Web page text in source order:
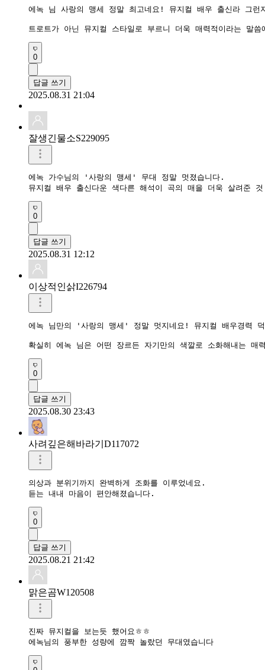
에녹 님 사랑의 맹세 정말 최고네요! 뮤지컬 배우 출신라 그
0
답글 쓰기
2025.08.31 21:04
잘생긴물소S229095
에녹 가수님의 '사랑의 맹세' 무대 정말 멋졌습니다.
뮤지컬 배우 출신다운 색다른 해석이 곡의 매을 더욱 살려준
0
답글 쓰기
2025.08.31 12:12
이상적인삵I226794
에녹 님만의 '사랑의 맹세' 정말 멋지네요! 뮤지컬 배우경력
0
답글 쓰기
2025.08.30 23:43
사려깊은해바라기D117072
의상과 분위기까지 완벽하게 조화를 이루었네요.
듣는 내내 마음이 편안해졌습니다.
0
답글 쓰기
2025.08.21 21:42
맑은곰W120508
진짜 뮤지컬을 보는듯 했어요ㅎㅎ
에녹님의 풍부한 성량에 깜짝 놀랐던 무대였습니다